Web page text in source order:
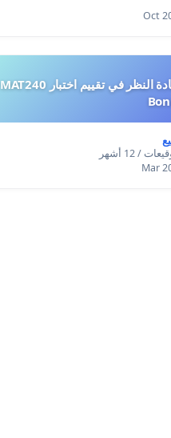
طلب إعادة النظر في تقييم اختبار MAT240